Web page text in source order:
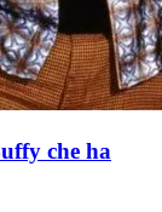
che ha